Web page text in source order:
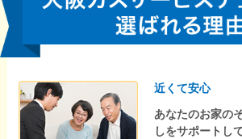
近くて安心
あなたのお家の
しをサポートし